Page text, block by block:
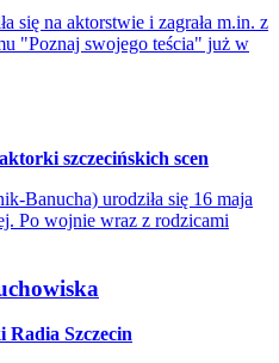
się na aktorstwie i zagrała m.in. z
"Poznaj swojego teścia" już w
szczecińskich scen
Banucha) urodziła się 16 maja
Po wojnie wraz z rodzicami
Szczecin